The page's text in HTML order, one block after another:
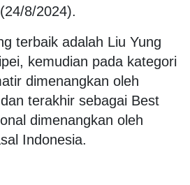
8/2024).
terbaik adalah Liu Yung
kemudian pada kategori
dimenangkan oleh
terakhir sebagai Best
dimenangkan oleh
Indonesia.